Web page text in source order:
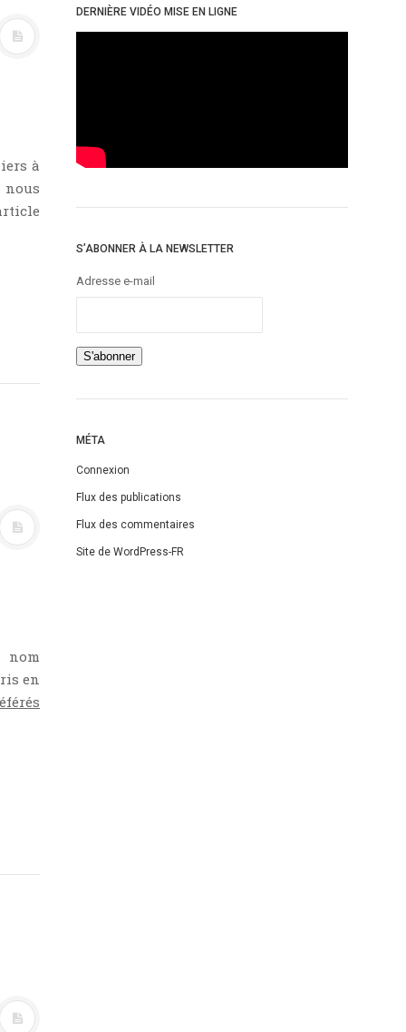
à
nom
en
DERNIÈRE VIDÉO MISE EN LIGNE
S’ABONNER À LA NEWSLETTER
Adresse e-mail
MÉTA
Connexion
Flux des publications
Flux des commentaires
Site de WordPress-FR